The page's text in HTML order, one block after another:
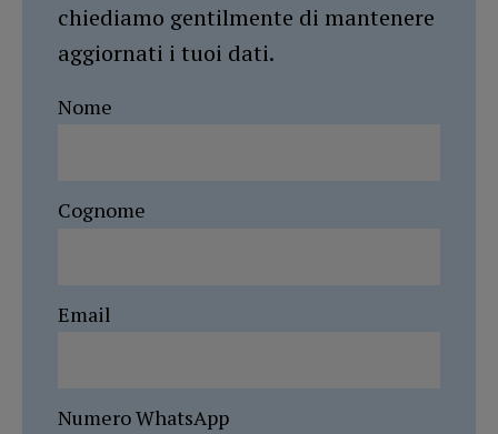
chiediamo gentilmente di mantenere
aggiornati i tuoi dati.
Nome
Cognome
Email
Numero WhatsApp